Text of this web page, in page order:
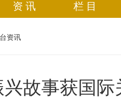
资 讯 栏 目
资讯
故事获国